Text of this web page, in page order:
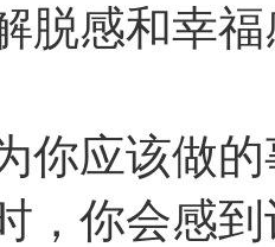
脱感和幸
你应该做
，你会感